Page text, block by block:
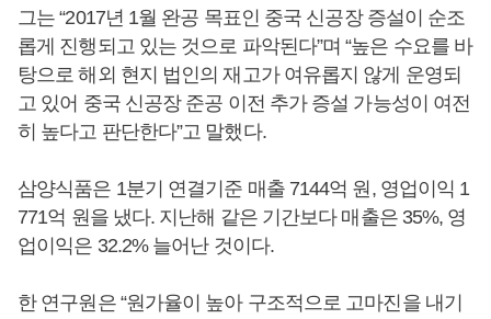
그는 “2017년 1월 완공 목표인 중국 신공장 증설이 순조
롭게 진행되고 있는 것으로 파악된다”며 “높은 수요를 바
탕으로 해외 현지 법인의 재고가 여유롭지 않게 운영되
고 있어 중국 신공장 준공 이전 추가 증설 가능성이 여전
히 높다고 판단한다”고 말했다.
삼양식품은 1분기 연결기준 매출 7144억 원, 영업이익 1
771억 원을 냈다. 지난해 같은 기간보다 매출은 35%, 영
업이익은 32.2% 늘어난 것이다.
한 연구원은 “원가율이 높아 구조적으로 고마진을 내기